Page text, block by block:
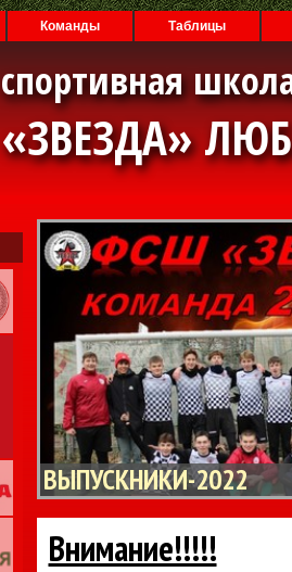
Команды Таблицы
спортивная
«ЗВЕЗДА»
ВЫПУСКНИКИ-2022
Внимание!!!!!